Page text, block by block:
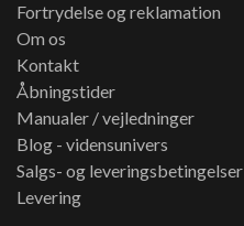
Fortrydelse og reklamation
Om os
Kontakt
Åbningstider
Manualer / vejledninger
Blog - vidensunivers
Salgs- og leveringsbetingelser
Levering